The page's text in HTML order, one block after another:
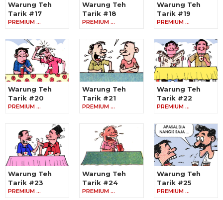
Warung Teh
Tarik #17
PREMIUM …
Warung Teh
Tarik #18
PREMIUM …
Warung Teh
Tarik #19
PREMIUM …
Warung Teh
Tarik #20
PREMIUM …
Warung Teh
Tarik #21
PREMIUM …
Warung Teh
Tarik #22
PREMIUM …
Warung Teh
Tarik #23
PREMIUM …
Warung Teh
Tarik #24
PREMIUM …
Warung Teh
Tarik #25
PREMIUM …